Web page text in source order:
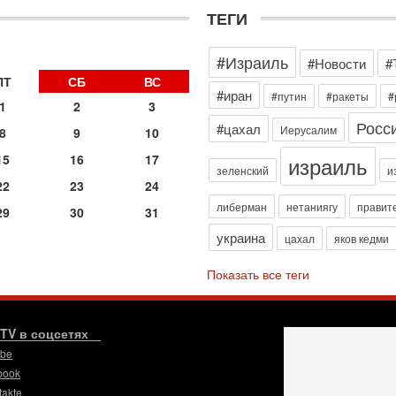
В
В
СБ
ВС
1
2
3
8 9
10
16
17
23
24
30 31
ТЕГИ
#Израиль
#Новости
#иран
#путин #ракеты
#цахал Иерусалим
зеленский израиль
либерман нетаниягу
украина цахал яков кедми
Показать все теги
в соцсетях